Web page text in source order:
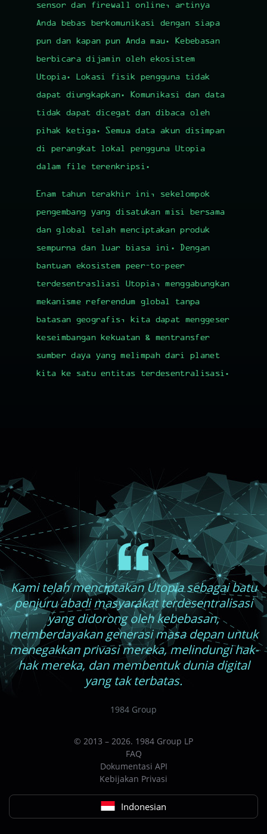
sensor dan firewall online, artinya
Anda bebas berkomunikasi dengan siapa
pun dan kapan pun Anda mau. Kebebasan
berbicara dijamin oleh ekosistem
Utopia. Lokasi fisik pengguna tidak
dapat diungkapkan. Komunikasi dan data
tidak dapat dicegat dan dibaca oleh
pihak ketiga. Semua data akun disimpan
di perangkat lokal pengguna Utopia
dalam file terenkripsi.
Enam tahun terakhir ini, sekelompok
pengembang yang disatukan misi bersama
dan global telah menciptakan produk
sempurna dan luar biasa ini. Dengan
bantuan ekosistem peer-to-peer
terdesentrasliasi Utopia, menggabungkan
mekanisme referendum global tanpa
batasan geografis, kita dapat menggeser
keseimbangan kekuatan & mentransfer
sumber daya yang melimpah dari planet
kita ke satu entitas terdesentralisasi.
Kami telah menciptakan Utopia sebagai batu
penjuru abadi masyarakat terdesentralisasi
yang didorong oleh kebebasan,
memberdayakan generasi masa depan untuk
menegakkan privasi mereka, melindungi hak-
hak mereka, dan membentuk dunia digital
yang tak terbatas.
1984 Group
© 2013 – 2026. 1984 Group LP
FAQ
Dokumentasi API
Kebijakan Privasi
Indonesian